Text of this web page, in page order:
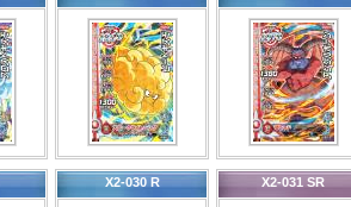
X2-030 R X2-031 SR